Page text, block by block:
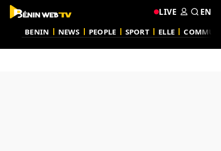
BENIN NEWS PEOPLE SPORT ELLE
LIVE EN